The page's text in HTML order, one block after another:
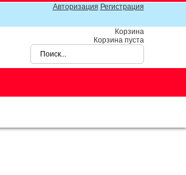
Авторизация Регистрация
Корзина
Корзина пуста